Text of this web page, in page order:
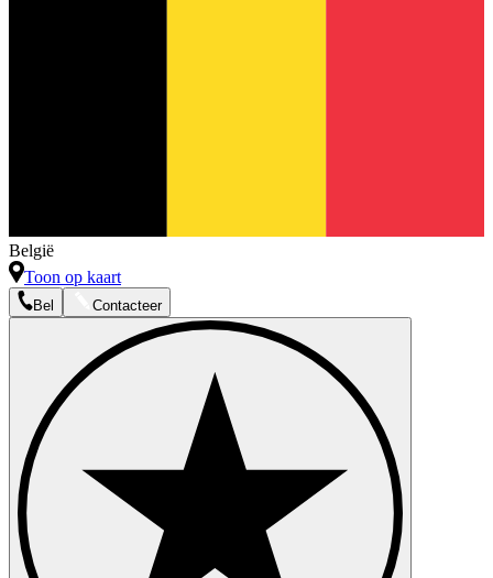
België
Toon op kaart
Bel Contacteer